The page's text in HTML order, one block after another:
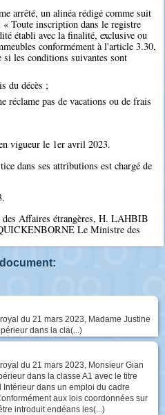
arrêté, un alinéa rédigé comme suit
« Toute inscription dans le registre
établi avec la finalité, exclusive ou
conformément à l'article 3.30,
les conditions suivantes sont
du décès ;
réclame pas de vacations ou de frais
vigueur le 1er avril 2023.
dans ses attributions est chargé de
Affaires étrangères, H. LAHBIB
Le Ministre des
du 21 mars 2023, Madame Justine
dans la cla(...)
du 21 mars 2023, Monsieur Gian
dans la classe A1 avec le titre
dans un emploi du cadre
aux lois coordonnées sur
introduit endéans les(...)